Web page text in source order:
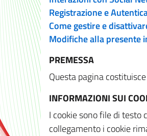
Registrazione e
Come gestire e
Modifiche alla presente
PREMESSA
Questa pagina
INFORMAZIONI SUI
I cookie sono file di
collegamento i cookie